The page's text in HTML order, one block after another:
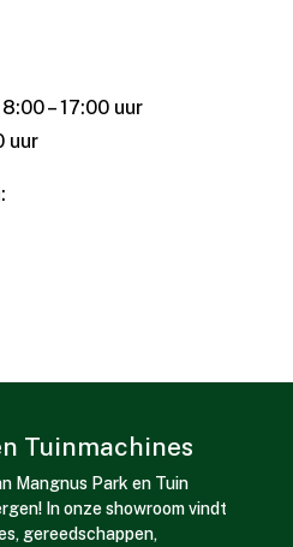
– 17:00 uur
uur
Tuinmachines
Mangnus Park en Tuin
In onze showroom vindt
gereedschappen,